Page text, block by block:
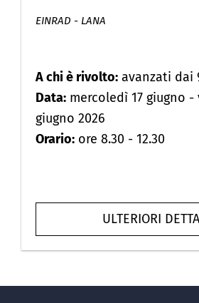
EINRAD - LANA
A chi è rivolto: avanzati dai
Data: mercoledì 17 giugno -
giugno 2026
Orario: ore 8.30 - 12.30
ULTERIORI